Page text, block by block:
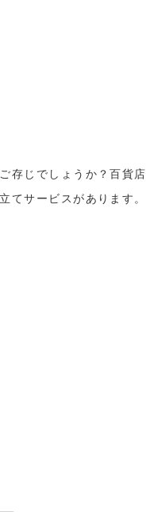
存じでしょうか？百貨店
てサービスがあります。